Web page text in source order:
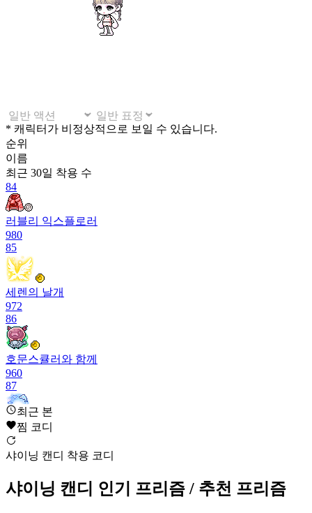
* 캐릭터가 비정상적으로 보일 수 있습니다.
순위
이름
최근 30일 착용 수
84
러블리 익스플로러
980
85
세렌의 날개
972
86
호문스큘러와 함께
960
87
아쿠아 스플래시
943
88
941
최근 본
찜 코디
샤이닝 캔디 착용 코디
샤이닝 캔디 인기 프리즘 / 추천 프리즘